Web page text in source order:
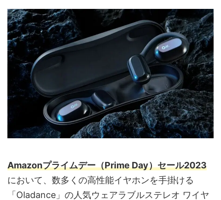
Amazonプライムデー（Prime Day）セール2023
において、数多くの高性能イヤホンを手掛ける
「Oladance」の人気ウェアラブルステレオ ワイヤ